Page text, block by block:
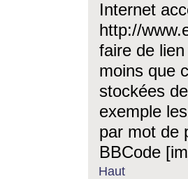
Internet
http://
faire de
moins que
stockées
exemple
par mot de
BBCode
Haut